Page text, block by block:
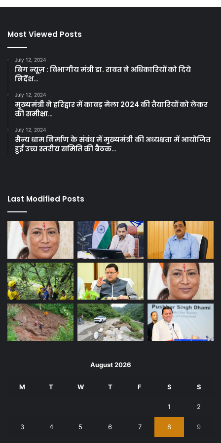
Most Viewed Posts
July 12, 2024
बिग न्यूज़ : विभागीय मंत्री डा. रावत ने अधिकारियों को दिये
निर्देश…
July 12, 2024
मुख्यमंत्री ने हरिद्वार में कावड़ मेला 2024 की तैयारियों को लेकर
की समीक्षा…
July 12, 2024
सैन्य धाम निर्माण के संबंध में मुख्यमंत्री की अध्यक्षता में आयोजित
हुई उच्च स्तरीय समिति की बैठक…
Last Modified Posts
August 2026
M T W T F S S
1 2
3 4 5 6 7 8 9